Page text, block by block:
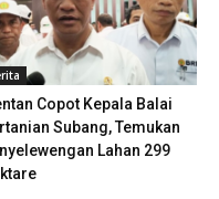
Copot Kepala Balai
Subang, Temukan
Lahan 299